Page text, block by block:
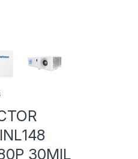
30MIL